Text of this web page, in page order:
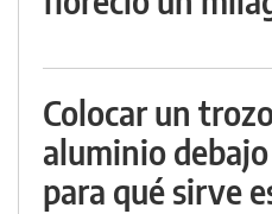
Colocar un
aluminio
para qué sirve